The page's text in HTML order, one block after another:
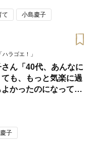
て 小島慶子
ラゴエ！」
ん「40代、あんなに
も、もっと気楽に過
かったのになって、
です」
子